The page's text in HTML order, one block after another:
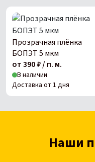
Прозрачная плёнка
БОПЭТ 5 мкм
от 390 ₽ / п. м.
В наличии
Доставка от 1 дня
Наши